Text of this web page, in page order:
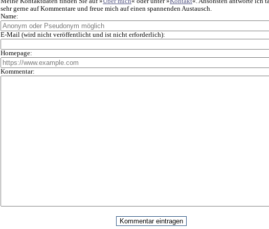
sehr gerne auf Kommentare und freue mich auf einen spannenden Austausch.
Name:
E-Mail (wird nicht veröffentlicht und ist nicht erforderlich):
Homepage:
Kommentar: